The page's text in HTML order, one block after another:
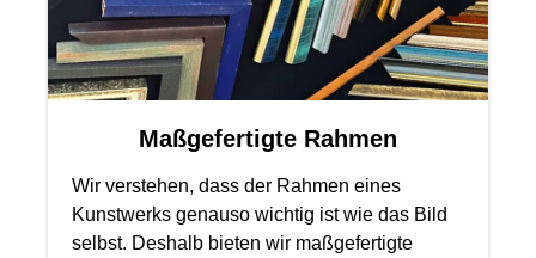
Maßgefertigte Rahmen
Wir verstehen, dass der Rahmen eines
Kunstwerks genauso wichtig ist wie das Bild
selbst. Deshalb bieten wir maßgefertigte